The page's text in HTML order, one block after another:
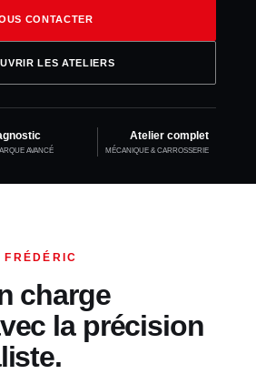
CONTACTER
LES ATELIERS
AVANCÉ
Atelier complet
MÉCANIQUE & CARROSSERIE
charge
la précision